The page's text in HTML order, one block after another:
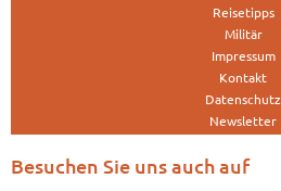
Reisetipps
Militär
Impressum
Kontakt
Datenschutz
Newsletter
Besuchen Sie uns auch auf